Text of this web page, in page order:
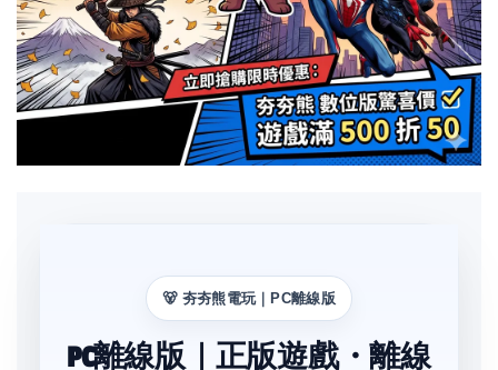
🐻 夯夯熊電玩｜PC離線版
PC離線版｜正版遊戲・離線